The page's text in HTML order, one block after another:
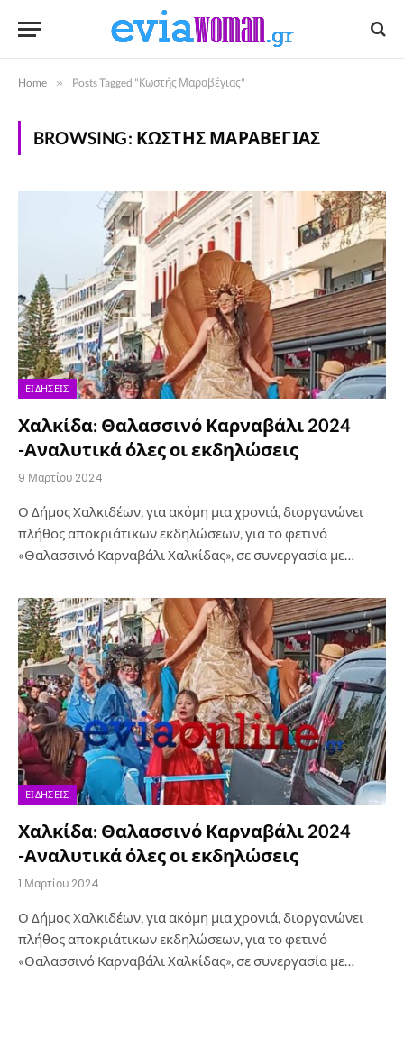
Home » Posts Tagged "Κωστής Μαραβέγιας"
BROWSING: ΚΩΣΤΉΣ ΜΑΡΑΒΈΓΙΑΣ
ΕΙΔΉΣΕΙΣ
Χαλκίδα: Θαλασσινό Καρναβάλι 2024
-Αναλυτικά όλες οι εκδηλώσεις
9 Μαρτίου 2024
Ο Δήμος Χαλκιδέων, για ακόμη μια χρονιά, διοργανώνει
πλήθος αποκριάτικων εκδηλώσεων, για το φετινό
«Θαλασσινό Καρναβάλι Χαλκίδας», σε συνεργασία με…
ΕΙΔΉΣΕΙΣ
Χαλκίδα: Θαλασσινό Καρναβάλι 2024
-Αναλυτικά όλες οι εκδηλώσεις
1 Μαρτίου 2024
Ο Δήμος Χαλκιδέων, για ακόμη μια χρονιά, διοργανώνει
πλήθος αποκριάτικων εκδηλώσεων, για το φετινό
«Θαλασσινό Καρναβάλι Χαλκίδας», σε συνεργασία με…